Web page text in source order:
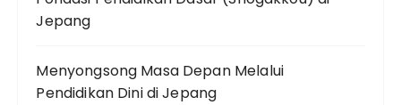
Jepang
Menyongsong Masa Depan Melalui
Pendidikan Dini di Jepang